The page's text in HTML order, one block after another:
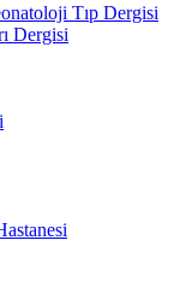
Tıp Dergisi
Dergisi